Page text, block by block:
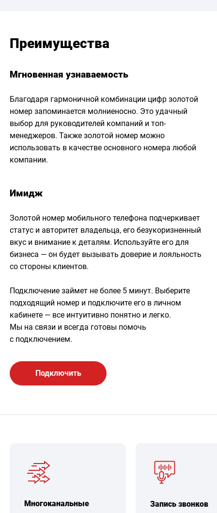
Преимущества
Мгновенная узнаваемость
Благодаря гармоничной комбинации цифр золотой
номер запоминается молниеносно. Это удачный
выбор для руководителей компаний и топ-
менеджеров. Также золотой номер можно
использовать в качестве основного номера любой
компании.
Имидж
Золотой номер мобильного телефона подчеркивает
статус и авторитет владельца, его безукоризненный
вкус и внимание к деталям. Используйте его для
бизнеса — он будет вызывать доверие и лояльность
со стороны клиентов.
Подключение займет не более 5 минут. Выберите
подходящий номер и подключите его в личном
кабинете — все интуитивно понятно и легко.
Мы на связи и всегда готовы помочь
с подключением.
Подключить
Многоканальные
Запись звонков